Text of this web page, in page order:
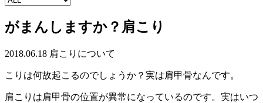
がまんしますか？肩こり
2018.06.18 肩こりについて
こりは何故起こるのでしょうか？実は肩甲骨なんです。
肩こりは肩甲骨の位置が異常になっているのです。実はいつ